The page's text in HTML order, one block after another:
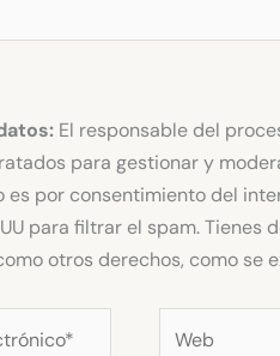
El responsable del
para gestionar y
por consentimiento del
para filtrar el spam. Tienes
otros derechos, como se